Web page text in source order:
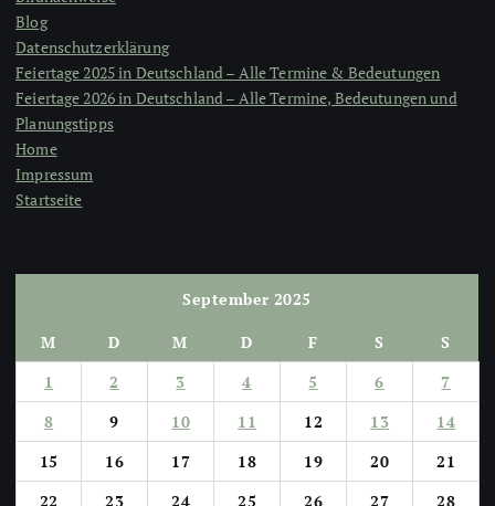
Blog
Datenschutzerklärung
Feiertage 2025 in Deutschland – Alle Termine & Bedeutungen
Feiertage 2026 in Deutschland – Alle Termine, Bedeutungen und
Planungstipps
Home
Impressum
Startseite
September 2025
M D M D F S
S
1
2 3 4 5 6
7
8
9 10 11 12 13
14
15
16 17 18 19 20
21
22
23 24 25 26 27 28